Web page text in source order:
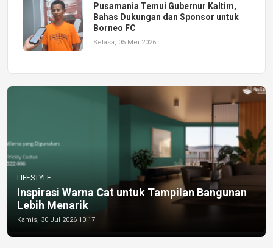
Pusamania Temui Gubernur Kaltim,
Bahas Dukungan dan Sponsor untuk
Borneo FC
Selasa, 05 Mei 2026
LIFESTYLE
Inspirasi Warna Cat untuk Tampilan Bangunan
Lebih Menarik
Kamis, 30 Jul 2026 10:17